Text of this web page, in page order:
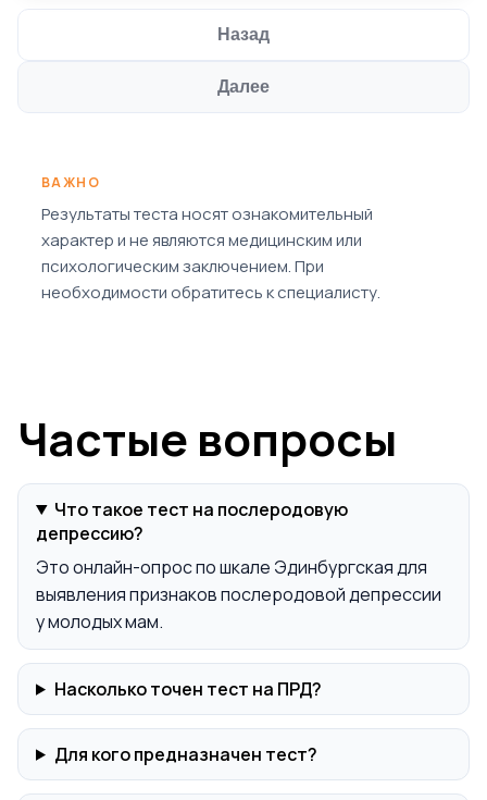
Назад
Далее
ВАЖНО
Результаты теста носят ознакомительный
характер и не являются медицинским или
психологическим заключением. При
необходимости обратитесь к специалисту.
Частые вопросы
Что такое тест на послеродовую
депрессию?
Это онлайн-опрос по шкале Эдинбургская для
выявления признаков послеродовой депрессии
у молодых мам.
Насколько точен тест на ПРД?
Для кого предназначен тест?